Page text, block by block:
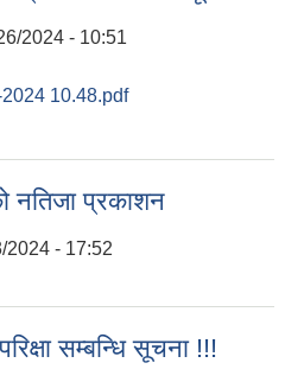
2024 - 10:51
10.48.pdf
नतिजा प्रकाशन
2024 - 17:52
सम्बन्धि सूचना !!!